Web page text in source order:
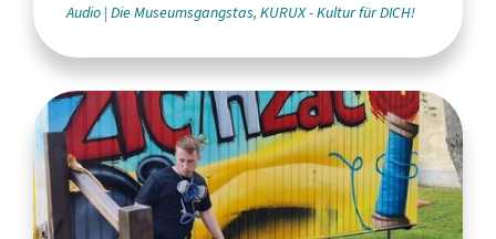
Audio Die Museumsgangstas, KURUX - Kultur für DICH!